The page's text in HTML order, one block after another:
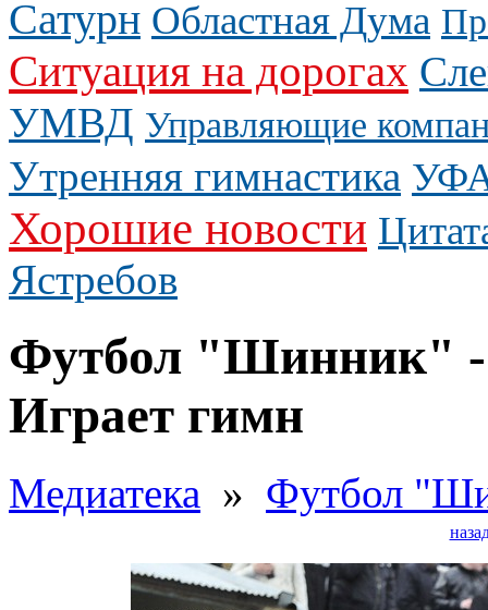
Сатурн Областная Дума
Ситуация на дорогах
УМВД Управляющие
Утренняя гимнастика
Хорошие новости
Ястребов
Футбол "Шинник" -
Играет гимн
Медиатека » Футбол